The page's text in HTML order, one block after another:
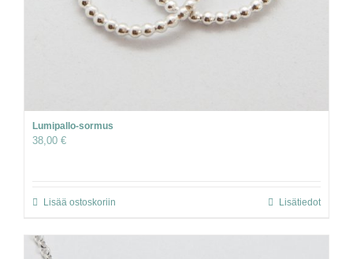
Lumipallo-sormus
38,00 €
Lisää ostoskoriin Lisätiedot